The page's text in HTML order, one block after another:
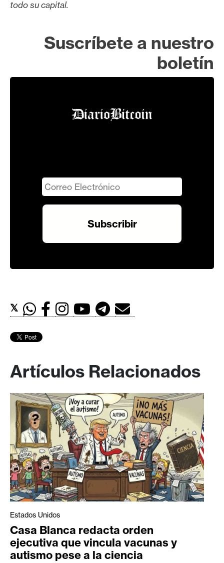
todo su capital.
Suscríbete a nuestro
boletín
𝕏
Artículos Relacionados
Estados Unidos
Casa Blanca redacta orden
ejecutiva que vincula vacunas y
autismo pese a la ciencia